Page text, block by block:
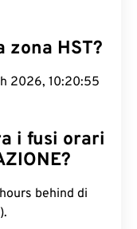
zona HST?
2026, 10:20:56
i fusi orari
behind di